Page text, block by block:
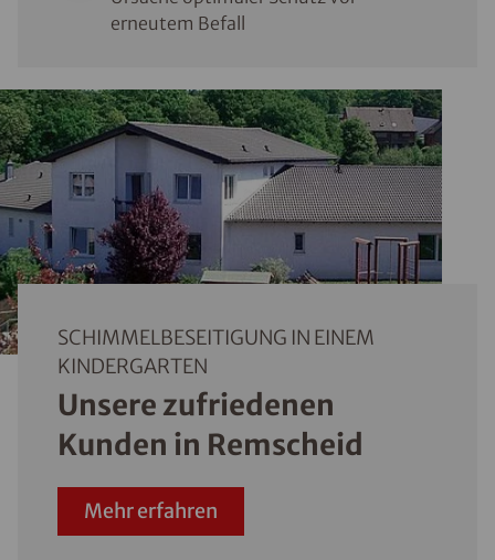
erneutem Befall
SCHIMMELBESEITIGUNG IN EINEM
KINDERGARTEN
Unsere zufriedenen
Kunden in Remscheid
Mehr erfahren